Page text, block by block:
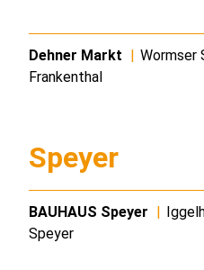
Dehner Markt Wormser
Frankenthal
Speyer
BAUHAUS Speyer
Speyer